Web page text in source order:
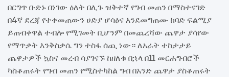
በርግጥ ቡድኑ በነገው ዕለት በሊጉ ዝቅተኛ የግብ መጠን በማስተናገድ
በ4ኛ ደረጃ የተቀመጠውን ሀድያ ሆሳዕና እንደመግጠሙ ከባድ ፍልሚያ
ይጠብቀዋል ተብሎ የሚገመት ቢሆንም በመጨረሻው ጨዋታ ያሳየው
የማጥቃት እንቅስቃሴ ግን ተስፋ ሰጪ ነው። ለአራት ተከታታይ
ጨዋታዎች ኳስና መረብ ሳያገናኙ ከዘለቁ በኋላ በ11 መርሐግብሮች
ካስቆጠሩት የግብ መጠን የሚስተካከል ግብ በአንድ ጨዋታ ያስቆጠሩት